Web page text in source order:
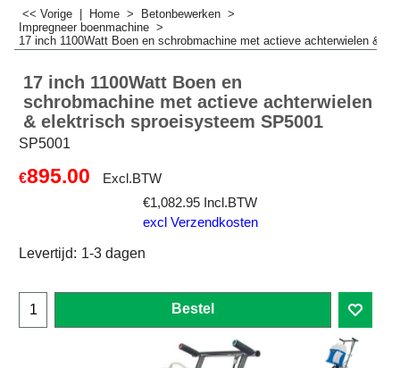
<< Vorige Home > Betonbewerken >
Impregneer boenmachine >
17 inch 1100Watt Boen en schrobmachine met actieve achterwielen &
17 inch 1100Watt Boen en
schrobmachine met actieve achterwielen
& elektrisch sproeisysteem SP5001
SP5001
€895.00
Excl.BTW
€1,082.95 Incl.BTW
excl Verzendkosten
Levertijd: 1-3 dagen
Bestel